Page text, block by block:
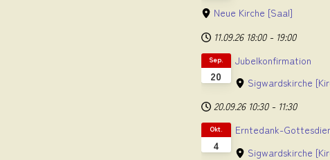
Neue Kirche [Saal]
11.09.26 18:00 - 19:00
20
Sep.
Jubelkonfirmation
Sigwardskirche
20.09.26 10:30 - 11:30
4
Okt.
Erntedank-
Sigwardskirche